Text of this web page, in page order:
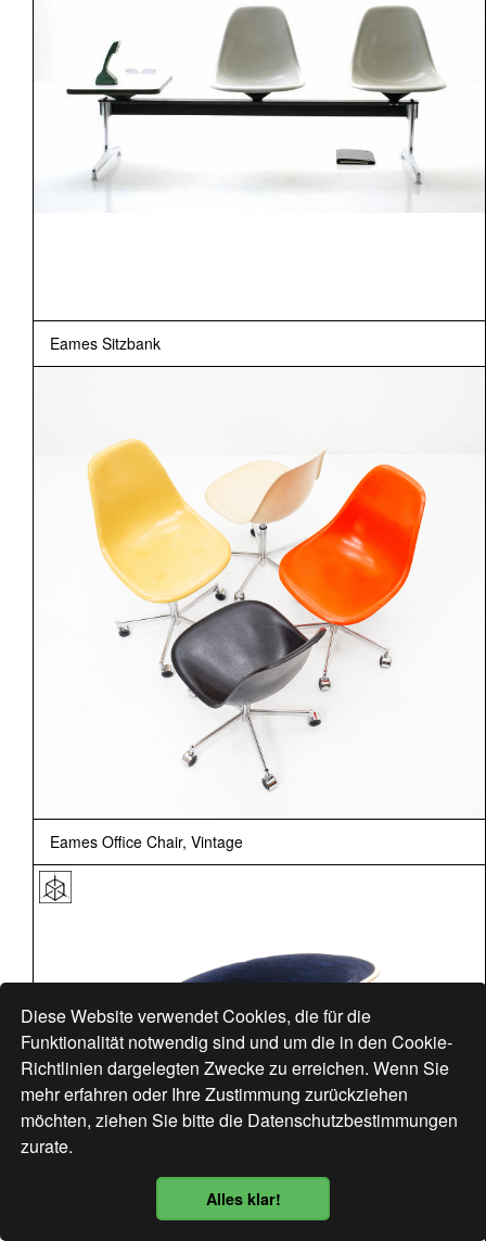
Datenschutzbestimmung
Diese Website verwendet Cookies, die für die
Funktionalität notwendig sind und um die in den Cookie-
Richtlinien dargelegten Zwecke zu erreichen. Wenn Sie
mehr erfahren oder Ihre Zustimmung zurückziehen
möchten, ziehen Sie bitte die Datenschutzbestimmungen
zurate.
Alles klar!
Eames Sitzbank
Eames Office Chair, Vintage